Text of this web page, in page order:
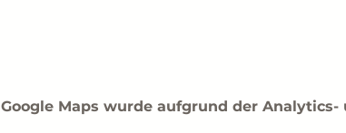
Google Maps wurde aufgrund der